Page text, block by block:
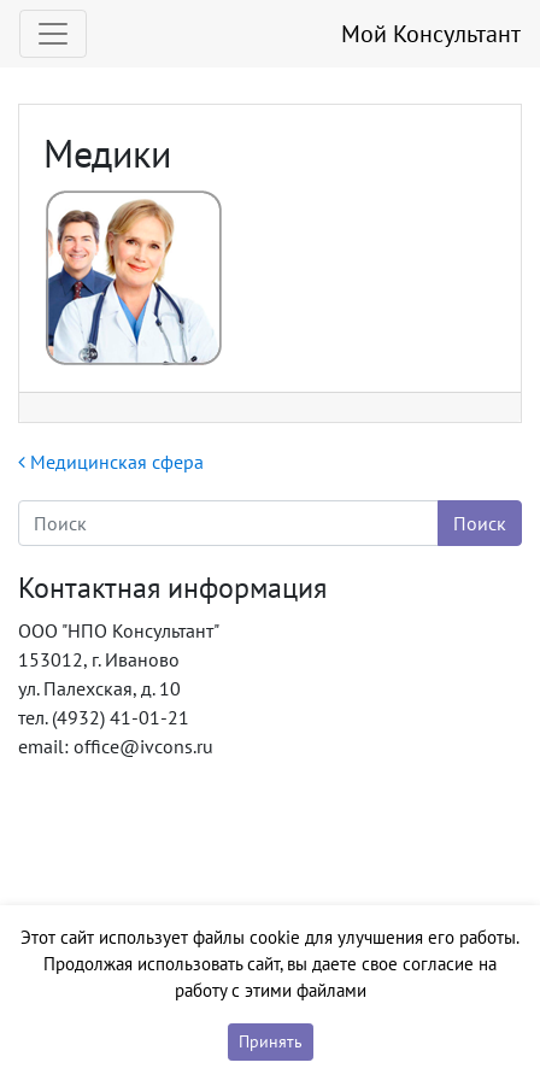
Мой Консультант
Медики
Навигация по записям
Медицинская сфера
Контактная информация
ООО "НПО Консультант"
153012, г. Иваново
ул. Палехская, д. 10
тел. (4932) 41-01-21
email: office@ivcons.ru
Этот сайт использует файлы cookie для улучшения его работы.
Продолжая использовать сайт, вы даете свое согласие на
работу с этими файлами
Принять